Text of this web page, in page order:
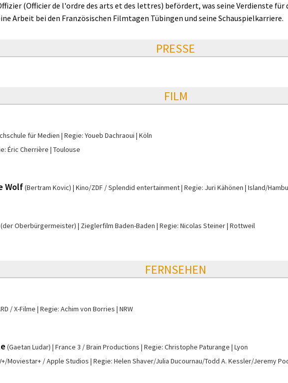
(Officier de l'ordre des arts et des lettres) befördert, was seine Verdienste
Arbeit bei den Französischen Filmtagen Tübingen und seine Schauspielkarriere.
PRESSE
FILM
für Medien Regie: Youeb Dachraoui Köln
Éric Cherrière Toulouse
Wolf(Bertram Kovic) Kino/ZDF / Splendid entertainment Regie: Juri Kähönen Island/
(der Oberbürgermeister) Zieglerfilm Baden-Baden Regie: Nicolas Steiner Rottweil
FERNSEHEN
/ X-Filme Regie: Achim von Borries NRW
(Gaetan Ludar) France 3 / Brain Productions Regie: Christophe Paturange Lyon
Moviestar+ / Apple Studios Regie: Helen Shaver/Julia Ducournau/Todd A. Kessler/Jeremy